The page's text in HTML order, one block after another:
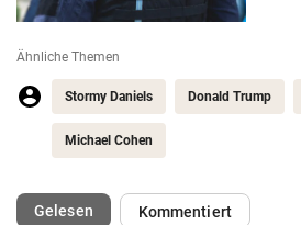
Ähnliche Themen
Stormy Daniels Donald Trump
Michael Cohen
Gelesen(ausgewählt)Kommentiert